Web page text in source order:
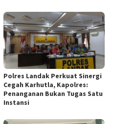
Polres Landak Perkuat Sinergi
Cegah Karhutla, Kapolres:
Penanganan Bukan Tugas Satu
Instansi